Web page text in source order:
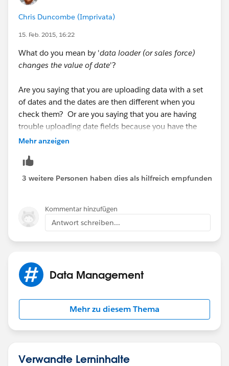
Chris Duncombe (Imprivata)
15. Feb. 2015, 16:22
What do you mean by 'data loader (or sales force)
changes the value of date'?
Are you saying that you are uploading data with a set
of dates and the dates are then different when you
check them? Or are you saying that you are having
trouble uploading date fields because you have the
wrong format?
If it is a format issue, take a look at this helo dic, it
gives you what formats Salesfroce can accept when
https://help.salesforce.com/apex/HTViewSolution?
id=000004680&language=en_US
Mehr anzeigen
3 weitere Personen haben dies als hilfreich empfunden
Kommentar hinzufügen
Antwort schreiben...
Data Management
Mehr zu diesem Thema
Verwandte Lerninhalte